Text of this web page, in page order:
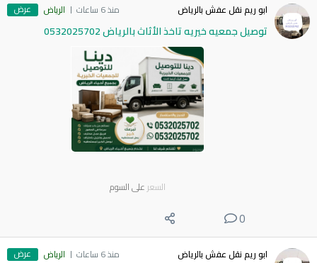
ابو ريم نقل عفش بالرياض منذ 6 ساعات الرياض عرض
توصيل جمعيه خيريه تاخذ الأثاث بالرياض 0532025702
السعر على السوم
0
ابو ريم نقل عفش بالرياض منذ 6 ساعات الرياض عرض